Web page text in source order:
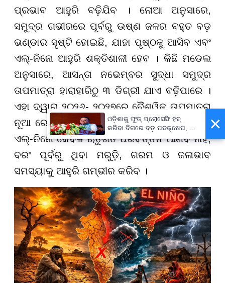
ପ୍ରଭାବ ଆହୁରି ବଢ଼ିଯିବ । ନୋଆ ଅନୁସାରେ,
ସମୁଦ୍ର ଗଭୀରରେ ପୂର୍ବରୁ ଉଷ୍ଣ ଜଳର ବହୁତ ବଡ଼
ଭଣ୍ଡାର ସୃଷ୍ଟି ହୋଇଛି, ଯାହା ପୃଷ୍ଠକୁ ଆସିବ ଏବଂ
ଏଲ୍-ନିନୋ ଆହୁରି ଶକ୍ତିଶାଳୀ ହେବ । କିଛି ମଡେଲ
ଅନୁସାରେ, ଆସନ୍ତା ନଭେମ୍ବର ସୁଦ୍ଧା ସମୁଦ୍ର
ତାପମାତ୍ରା ହାରାହାରିଠୁ ୩ ଡିଗ୍ରୀ ଯାଏ ବଢ଼ିପାରେ ।
ଏହା ଦ୍ୱାରା ୨୦୨୬- ୨୦୨୭ରେ ବୈଶ୍ୱିକ ତାପମାତ୍ରା
ନୂଆ ରେକର୍ଡ କରିପାରେ । ବୈଜ୍ଞାନିକ କହୁଛନ୍ତି, ଏହି
ଏଲ୍-ନିନୋ କେବଳ ଋତୁଗତ ପରିବର୍ତ୍ତନ ଆଣିବ ନାହିଁ,
ବରଂ ପୂର୍ବରୁ ଥିବା ମରୁଡ଼ି, ଗରମ ଓ ଜଳାଭାବ
ସମସ୍ୟାକୁ ଆହୁରି ଗମ୍ଭୀର କରିବ ।
×
ଓଡ଼ିଶାକୁ ଫୁଡ୍ ପ୍ରୋସେସିଂ ହବ୍
କରିବା ଦିଗରେ ବଡ଼ ପଦକ୍ଷେପ, ୪୨
ହଜାରରୁ ଅଧିକ ନିଯୁକ୍ତି ସୁଯୋଗ